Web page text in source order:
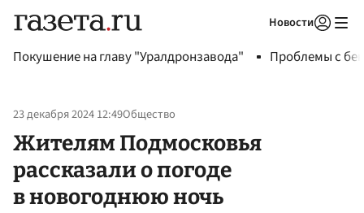
Новости
Покушение на главу "Уралдронзавода" Проблемы с
23 декабря 2024 12:49Общество
Жителям Подмосковья
рассказали о погоде
в новогоднюю ночь